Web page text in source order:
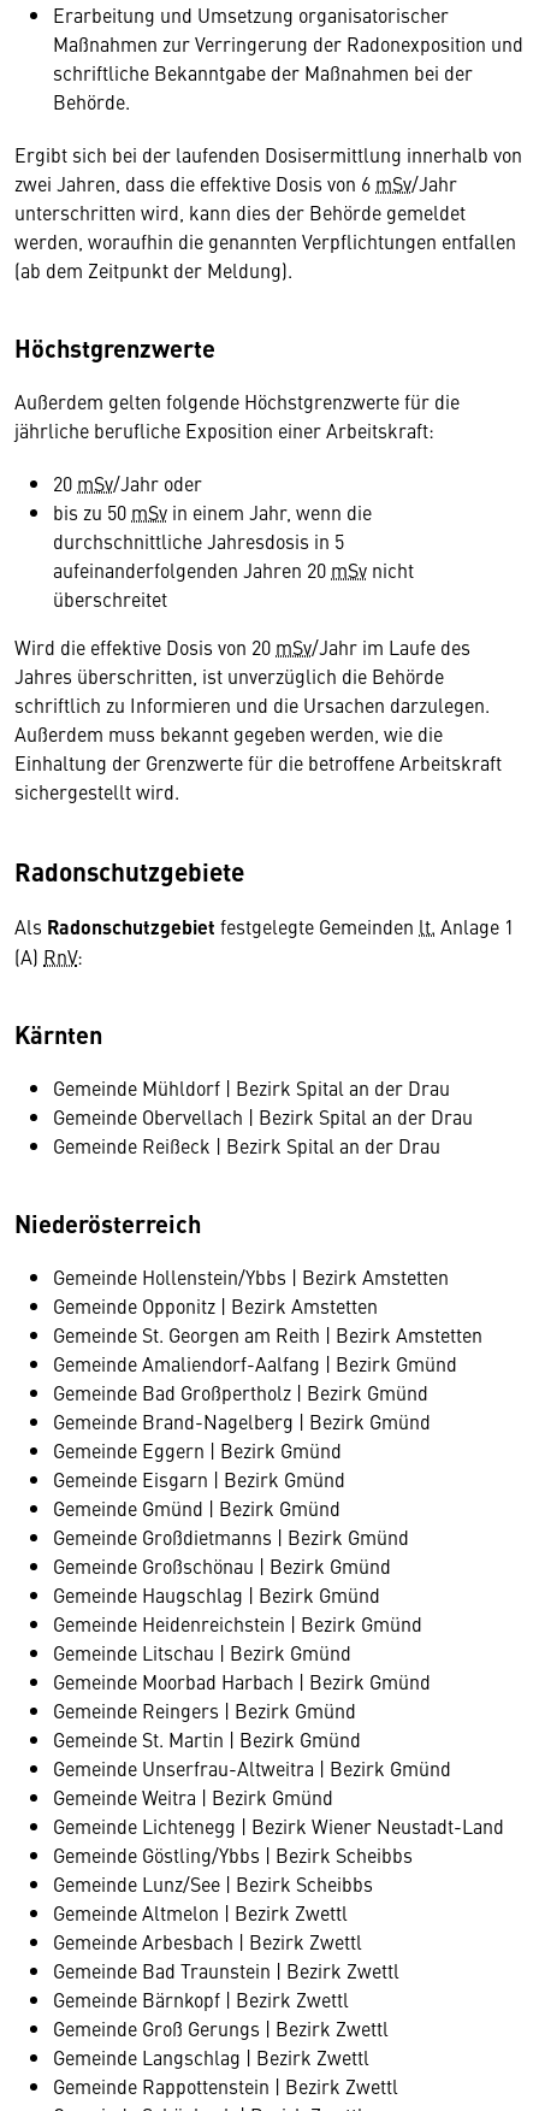
Erarbeitung und Umsetzung organisatorischer
Maßnahmen zur Verringerung der Radonexposition und
schriftliche Bekanntgabe der Maßnahmen bei der
Behörde.
Ergibt sich bei der laufenden Dosisermittlung innerhalb von
zwei Jahren, dass die effektive Dosis von 6 mSv/Jahr
unterschritten wird, kann dies der Behörde gemeldet
werden, woraufhin die genannten Verpflichtungen entfallen
(ab dem Zeitpunkt der Meldung).
Höchstgrenzwerte
Außerdem gelten folgende Höchstgrenzwerte für die
jährliche berufliche Exposition einer Arbeitskraft:
20 mSv/Jahr oder
bis zu 50 mSv in einem Jahr, wenn die
durchschnittliche Jahresdosis in 5
aufeinanderfolgenden Jahren 20 mSv nicht
überschreitet
Wird die effektive Dosis von 20 mSv/Jahr im Laufe des
Jahres überschritten, ist unverzüglich die Behörde
schriftlich zu Informieren und die Ursachen darzulegen.
Außerdem muss bekannt gegeben werden, wie die
Einhaltung der Grenzwerte für die betroffene Arbeitskraft
sichergestellt wird.
Radonschutzgebiete
Als Radonschutzgebiet festgelegte Gemeinden lt. Anlage 1
(A) RnV:
Kärnten
Gemeinde Mühldorf | Bezirk Spital an der Drau
Gemeinde Obervellach | Bezirk Spital an der Drau
Gemeinde Reißeck | Bezirk Spital an der Drau
Niederösterreich
Gemeinde Hollenstein/Ybbs | Bezirk Amstetten
Gemeinde Opponitz | Bezirk Amstetten
Gemeinde St. Georgen am Reith | Bezirk Amstetten
Gemeinde Amaliendorf-Aalfang | Bezirk Gmünd
Gemeinde Bad Großpertholz | Bezirk Gmünd
Gemeinde Brand-Nagelberg | Bezirk Gmünd
Gemeinde Eggern | Bezirk Gmünd
Gemeinde Eisgarn | Bezirk Gmünd
Gemeinde Gmünd | Bezirk Gmünd
Gemeinde Großdietmanns | Bezirk Gmünd
Gemeinde Großschönau | Bezirk Gmünd
Gemeinde Haugschlag | Bezirk Gmünd
Gemeinde Heidenreichstein | Bezirk Gmünd
Gemeinde Litschau | Bezirk Gmünd
Gemeinde Moorbad Harbach | Bezirk Gmünd
Gemeinde Reingers | Bezirk Gmünd
Gemeinde St. Martin | Bezirk Gmünd
Gemeinde Unserfrau-Altweitra | Bezirk Gmünd
Gemeinde Weitra | Bezirk Gmünd
Gemeinde Lichtenegg | Bezirk Wiener Neustadt-Land
Gemeinde Göstling/Ybbs | Bezirk Scheibbs
Gemeinde Lunz/See | Bezirk Scheibbs
Gemeinde Altmelon | Bezirk Zwettl
Gemeinde Arbesbach | Bezirk Zwettl
Gemeinde Bad Traunstein | Bezirk Zwettl
Gemeinde Bärnkopf | Bezirk Zwettl
Gemeinde Groß Gerungs | Bezirk Zwettl
Gemeinde Langschlag | Bezirk Zwettl
Gemeinde Rappottenstein | Bezirk Zwettl